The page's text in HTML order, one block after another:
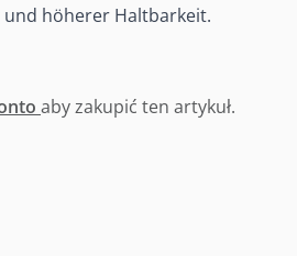
höherer Haltbarkeit.
aby zakupić ten artykuł.